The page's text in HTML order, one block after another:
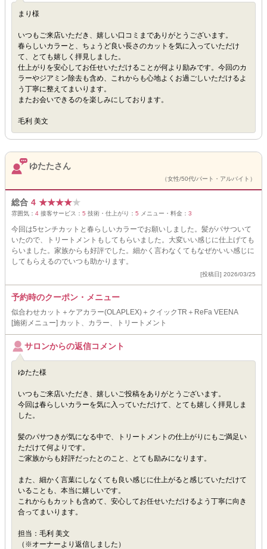
まり様
いつもご来店いただき、嬉しい口コミまでありがとうございます。
春らしいカラーと、ちょうど良い長さのカットを気に入っていただけ
て、とても嬉しく拝見しました。
仕上がりを安心してお任せいただけることが何より励みです。今回のカ
ラーやジアミン除去も含め、これからも心地よくお過ごしいただけるよ
う丁寧に整えてまいります。
またお会いできるのを楽しみにしております。
毛利 美文
ゆたたさん
（女性/50代/パート・アルバイト）
総合 4 ★★★★★
雰囲気： 4 接客サービス： 5 技術・仕上がり： 5 メニュー・料金： 3
今回は5センチカットと春らしいカラーでお願いしました。髪がパサついて
いたので、トリートメントもしてもらいました。大変いい感じに仕上げても
らいました。家族からも好評でした。細かく言わなくてもなぜかいい感じに
してもらえるのでいつも助かります。
[投稿日] 2026/03/25
予約時のクーポン・メニュー
似合わせカット＋ケアカラー(OLAPLEX)＋クイックTR＋ReFa VEENA
[施術メニュー] カット、カラー、トリートメント
サロンからの返信コメント
ゆたた様
いつもご来店いただき、嬉しいご投稿をありがとうございます。
今回は春らしいカラーを気に入っていただけて、とても嬉しく拝見しま
した。
髪のパサつきが気になる中で、トリートメントの仕上がりにもご満足い
ただけて何よりです。
ご家族からも好評だったとのこと、とても励みになります。
また、細かく言葉にしなくても良い感じに仕上がると感じていただけて
いることも、本当に嬉しいです。
これからもカットも含めて、安心してお任せいただけるよう丁寧に向き
合ってまいります。
担当：毛利 美文
（※オーナーより返信しました）